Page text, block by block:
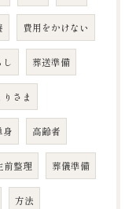
費用をかけない
し 葬送準備
さま
身 高齢者
前整理 葬儀準備
方法